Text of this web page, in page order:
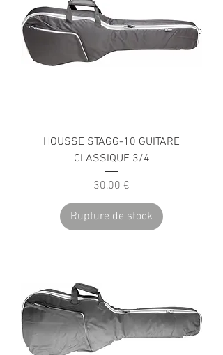
HOUSSE STAGG-10 GUITARE
CLASSIQUE 3/4
Prix
30,00 €
Rupture de stock